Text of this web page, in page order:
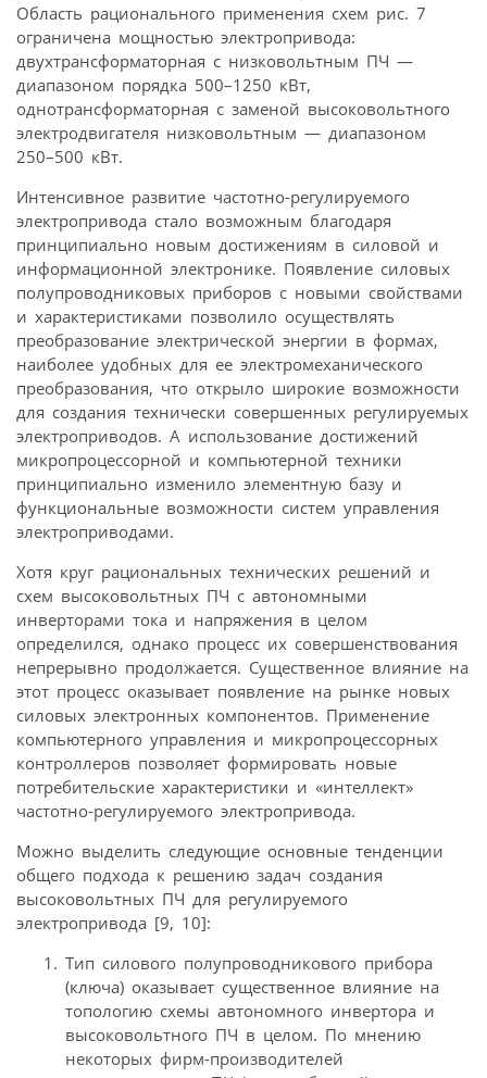
Область рационального применения схем рис. 7
ограничена мощностью электропривода:
двухтрансформаторная с низковольтным ПЧ —
диапазоном порядка 500–1250 кВт,
однотрансформаторная с заменой высоковольтного
электродвигателя низковольтным — диапазоном
250–500 кВт.
Интенсивное развитие частотно-регулируемого
электропривода стало возможным благодаря
принципиально новым достижениям в силовой и
информационной электронике. Появление силовых
полупроводниковых приборов с новыми свойствами
и характеристиками позволило осуществлять
преобразование электрической энергии в формах,
наиболее удобных для ее электромеханического
преобразования, что открыло широкие возможности
для создания технически совершенных регулируемых
электроприводов. А использование достижений
микропроцессорной и компьютерной техники
принципиально изменило элементную базу и
функциональные возможности систем управления
электроприводами.
Хотя круг рациональных технических решений и
схем высоковольтных ПЧ с автономными
инверторами тока и напряжения в целом
определился, однако процесс их совершенствования
непрерывно продолжается. Существенное влияние на
этот процесс оказывает появление на рынке новых
силовых электронных компонентов. Применение
компьютерного управления и микропроцессорных
контроллеров позволяет формировать новые
потребительские характеристики и «интеллект»
частотно-регулируемого электропривода.
Можно выделить следующие основные тенденции
общего подхода к решению задач создания
высоковольтных ПЧ для регулируемого
электропривода [9, 10]:
Тип силового полупроводникового прибора
(ключа) оказывает существенное влияние на
топологию схемы автономного инвертора и
высоковольтного ПЧ в целом. По мнению
некоторых фирм-производителей